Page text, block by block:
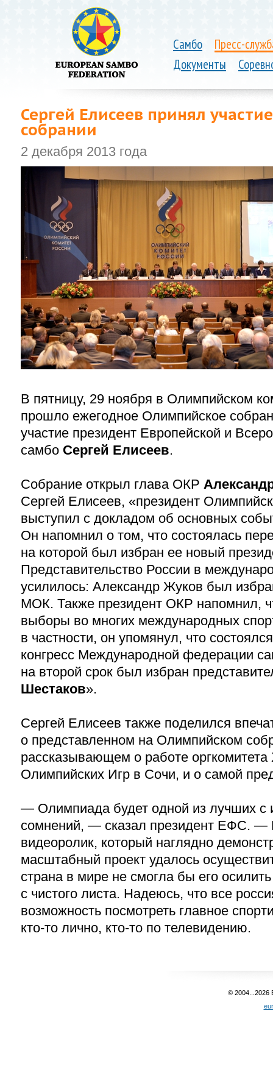
Самбо
Пресс-
Документы
Сергей Елисеев принял
собрании
2 декабря 2013 года
В пятницу, 29 ноября в Олимпийском
прошло ежегодное Олимпийское
участие президент Европейской и
самбо Сергей Елисеев.
Собрание открыл глава ОКР
Сергей Елисеев, «президент
выступил с докладом об основных
Он напомнил о том, что состоялась
на которой был избран ее новый
Представительство России в
усилилось: Александр Жуков был
МОК. Также президент ОКР напомнил,
выборы во многих международных
в частности, он упомянул, что
конгресс Международной федерации
на второй срок был избран
Шестаков».
Сергей Елисеев также поделился
о представленном на Олимпийском
рассказывающем о работе оргкомитета
Олимпийских Игр в Сочи, и о самой
— Олимпиада будет одной из лучших с
сомнений, — сказал президент ЕФС. —
видеоролик, который наглядно
масштабный проект удалось
страна в мире не смогла бы его
с чистого листа. Надеюсь, что все
возможность посмотреть главное
кто-то лично, кто-то по телевидению.
© 2004...2026